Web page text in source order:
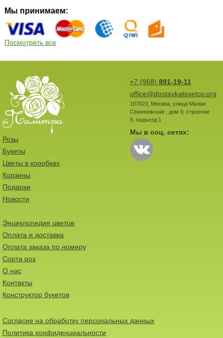
Мы принимаем:
Посмотреть все
+7 (968) 891-19-11
office@dostavkatsvetov.org
107023, Москва, улица Малая
Семеновская , дом 9, строение
8, подъезд 1
Мы в соц. сетях:
Розы
Букеты
Цветы в коробках
Корзины
Подарки
Новости
Энциклопедия цветов
Оплата и доставка
Оплата заказа по номеру
Сорта роз
О нас
Контакты
Конструктор букетов
Согласие на обработку персональных данных
Политика конфиденциальности